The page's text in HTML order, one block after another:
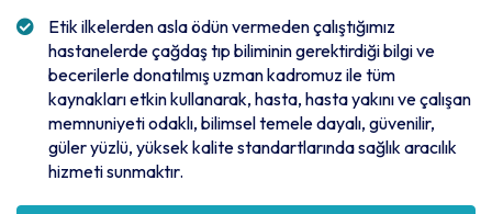
Etik ilkelerden asla ödün vermeden çalıştığımız
hastanelerde çağdaş tıp biliminin gerektirdiği bilgi ve
becerilerle donatılmış uzman kadromuz ile tüm
kaynakları etkin kullanarak, hasta, hasta yakını ve çalışan
memnuniyeti odaklı, bilimsel temele dayalı, güvenilir,
güler yüzlü, yüksek kalite standartlarında sağlık aracılık
hizmeti sunmaktır.